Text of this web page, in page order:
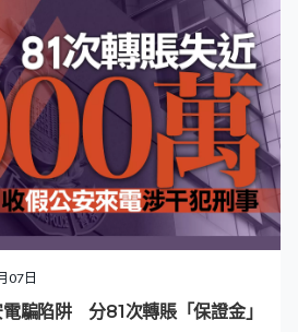
同事，屆時拿着名單檢查，當時認
召就由同事自己解釋，要公道點，
事自己負上專業責任。例如社工
機會情緒崩潰，或一個家庭有多個
事，不要手忙腳亂。現在沒有指
咇』。」
07日
騙陷阱 分81次轉賬「保證金」